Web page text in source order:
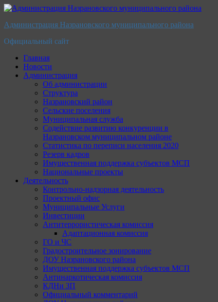
Перейти
содержимому
Администрация Назрановского муниципального района
Официальный сайт
Главная
Новости
Администрация
Об администрации
Структура
Назрановский район
Сельские поселения
Муниципальная служба
Содействие развитию конкуренции в
Назрановском муниципальном районе
Статистика по переписи населения 2020
Резерв кадров
Имущественная поддержка субъектов МСП
Национальные проекты
Деятельность
Контрольно-надзорная деятельность
Проектный офис
Муниципальные Услуги
Инвестиции
Антитеррористическая комиссия
Адаптационная комиссия
ГО и ЧС
Градостроительное зонирование
ДОУ Назрановского района
Имущественная поддержка субъектов МСП
Антинаркотическая комиссия
КДНи ЗП
Официальный комментарий